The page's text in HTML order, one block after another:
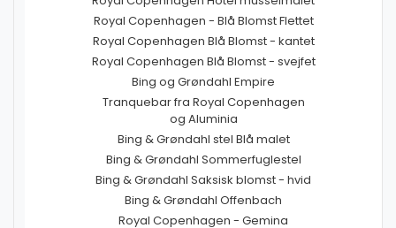
Royal Copenhagen - Blå Blomst Flettet
Royal Copenhagen Blå Blomst - kantet
Royal Copenhagen Blå Blomst - svejfet
Bing og Grøndahl Empire
Tranquebar fra Royal Copenhagen
og Aluminia
Bing & Grøndahl stel Blå malet
Bing & Grøndahl Sommerfuglestel
Bing & Grøndahl Saksisk blomst - hvid
Bing & Grøndahl Offenbach
Royal Copenhagen - Gemina